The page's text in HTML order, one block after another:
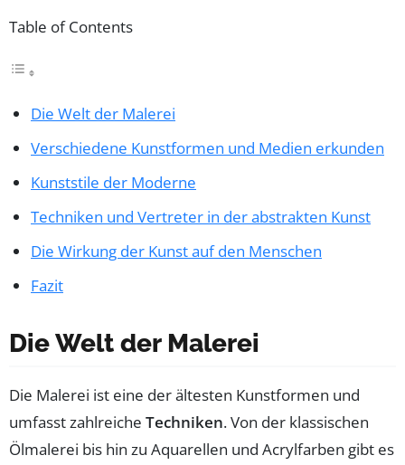
Table of Contents
Die Welt der Malerei
Verschiedene Kunstformen und Medien erkunden
Kunststile der Moderne
Techniken und Vertreter in der abstrakten Kunst
Die Wirkung der Kunst auf den Menschen
Fazit
Die Welt der Malerei
Die Malerei ist eine der ältesten Kunstformen und
umfasst zahlreiche Techniken. Von der klassischen
Ölmalerei bis hin zu Aquarellen und Acrylfarben gibt es